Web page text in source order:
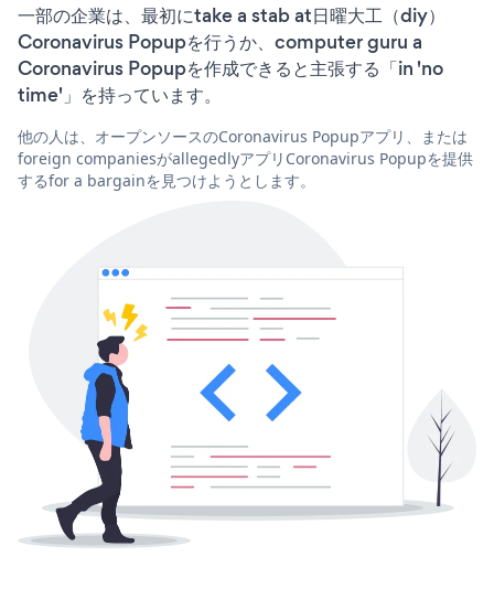
一部の企業は、最初にtake a stab at日曜大工（diy）
Coronavirus Popupを行うか、computer guru a
Coronavirus Popupを作成できると主張する「in 'no
time'」を持っています。
他の人は、オープンソースのCoronavirus Popupアプリ、または
foreign companiesがallegedlyアプリCoronavirus Popupを提供
するfor a bargainを見つけようとします。